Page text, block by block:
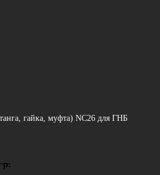
гайка, муфта) NC26 для ГНБ
р.